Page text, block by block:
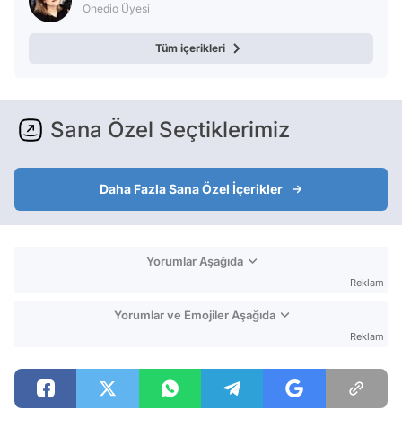
Onedio Üyesi
Tüm içerikleri
Sana Özel Seçtiklerimiz
Daha Fazla Sana Özel İçerikler
Yorumlar Aşağıda
Reklam
Yorumlar ve Emojiler Aşağıda
Reklam